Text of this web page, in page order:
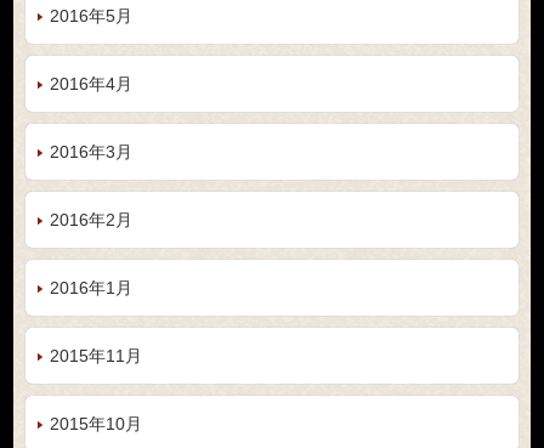
2016年5月
2016年4月
2016年3月
2016年2月
2016年1月
2015年11月
2015年10月